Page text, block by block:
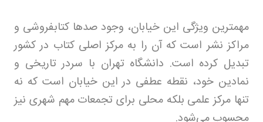
مهمترین ویژگی این خیابان، وجود صدها کتابفروشی و
مراکز نشر است که آن را به مرکز اصلی کتاب در کشور
تبدیل کرده است. دانشگاه تهران با سردر تاریخی و
نمادین خود، نقطه عطفی در این خیابان است که نه
تنها مرکز علمی بلکه محلی برای تجمعات مهم شهری نیز
محسوب می‌شود.